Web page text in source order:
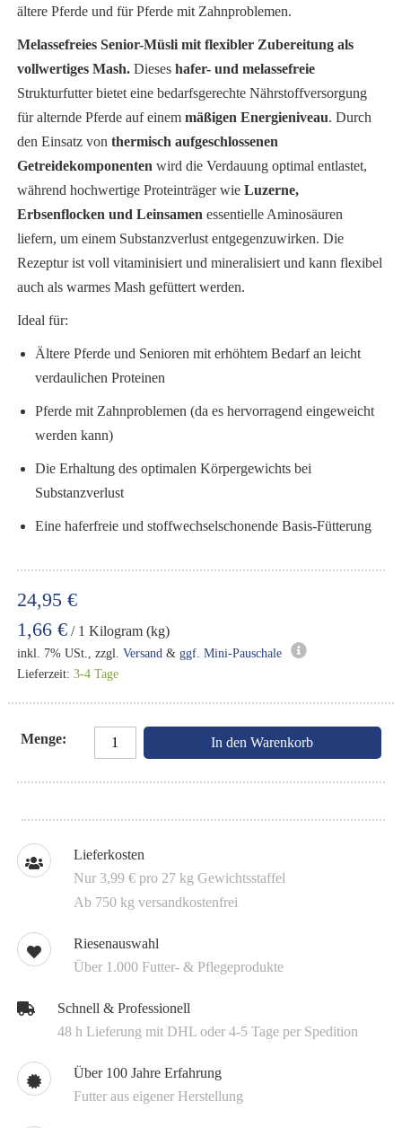
24,95 €
1,66 € / 1 Kilogram (kg)
inkl. 7% USt., zzgl.Versand &ggf. Mini-Pauschale
Lieferzeit:3-4 Tage
Menge In den Warenkorb
ältere Pferde und für Pferde mit Zahnproblemen.
Melassefreies Senior-Müsli mit flexibler Zubereitung als
vollwertiges Mash. Dieseshafer- und melassefreie
Strukturfutter bietet eine bedarfsgerechte Nährstoffversorgung
für alternde Pferde auf einemmäßigen Energieniveau. Durch
den Einsatz vonthermisch aufgeschlossenen
Getreidekomponenten wird die Verdauung optimal entlastet,
während hochwertige Proteinträger wieLuzerne,
Erbsenflocken und Leinsamen essentielle Aminosäuren
liefern, um einem Substanzverlust entgegenzuwirken. Die
Rezeptur ist voll vitaminisiert und mineralisiert und kann flexibel
auch als warmes Mash gefüttert werden.
Ideal für:
Ältere Pferde und Senioren mit erhöhtem Bedarf an leicht
verdaulichen Proteinen
Pferde mit Zahnproblemen (da es hervorragend eingeweicht
werden kann)
Die Erhaltung des optimalen Körpergewichts bei
Substanzverlust
Eine haferfreie und stoffwechselschonende Basis-Fütterung
Lieferkosten
Nur 3,99 € pro 27 kg Gewichtsstaffel
Ab 750 kg versandkostenfrei
Riesenauswahl
Über 1.000 Futter- & Pflegeprodukte
Schnell & Professionell
48 h Lieferung mit DHL oder 4-5 Tage per Spedition
Über 100 Jahre Erfahrung
Futter aus eigener Herstellung